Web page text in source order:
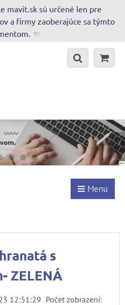
mavit.sk sú určené len pre
a firmy zaoberajúce sa týmto
☜
Menu
s
ZELENÁ
12:51:29 Počet zobrazení: